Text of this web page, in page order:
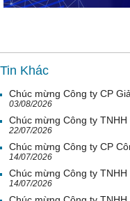
Tin Khác
Chúc mừng Công ty CP
03/08/2026
Chúc mừng Công ty
22/07/2026
Chúc mừng Công ty CP
14/07/2026
Chúc mừng Công ty
14/07/2026